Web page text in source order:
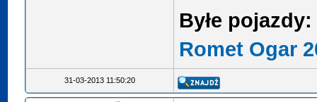
Byłe pojazdy:
Romet Ogar
31-03-2013 11:50:20